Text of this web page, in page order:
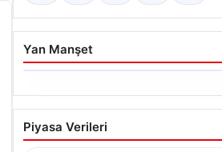
Yan Manşet
06.08.2026
Dumanlar ilçeyi kapladı:
Bursa’da tamirhanede
Piyasa Verileri